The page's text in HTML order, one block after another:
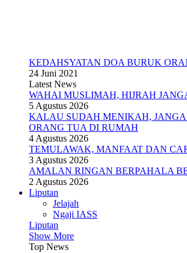
KEDAHSYATAN DOA BURUK
24 Juni 2021
Latest News
WAHAI MUSLIMAH, HIJRAH
5 Agustus 2026
KALAU SUDAH MENIKAH,
ORANG TUA DI RUMAH
4 Agustus 2026
TEMULAWAK, MANFAAT DAN
3 Agustus 2026
AMALAN RINGAN BERPAHALA
2 Agustus 2026
Liputan
Jelajah
Ngaji IASS
Liputan
Show More
Top News